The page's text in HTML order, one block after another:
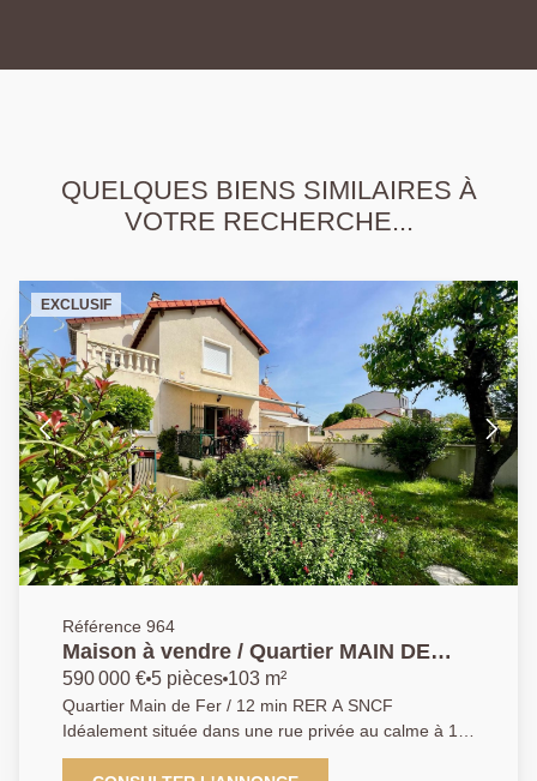
QUELQUES BIENS SIMILAIRES À
VOTRE RECHERCHE...
EXCLUSIF
Référence 964
Maison à vendre / Quartier MAIN DE
FER
590 000 € 5 pièces 103 m²
Quartier Main de Fer / 12 min RER A SNCF
Idéalement située dans une rue privée au calme à 12
min à pieds de la gare. maison non mitoyenne de